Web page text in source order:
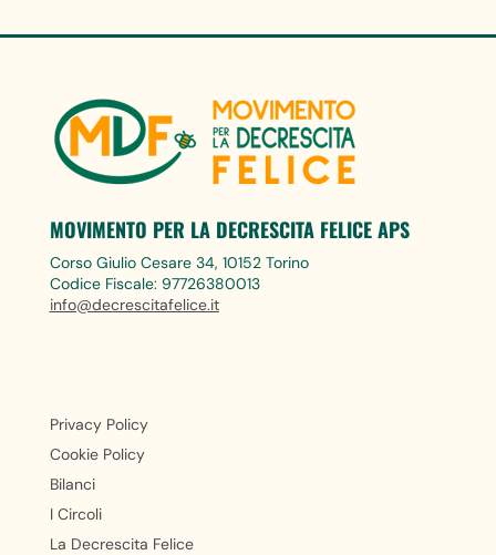
MOVIMENTO PER LA DECRESCITA FELICE APS
Corso Giulio Cesare 34, 10152 Torino
Codice Fiscale: 97726380013
info@decrescitafelice.it
Privacy Policy
Cookie Policy
Bilanci
I Circoli
La Decrescita Felice